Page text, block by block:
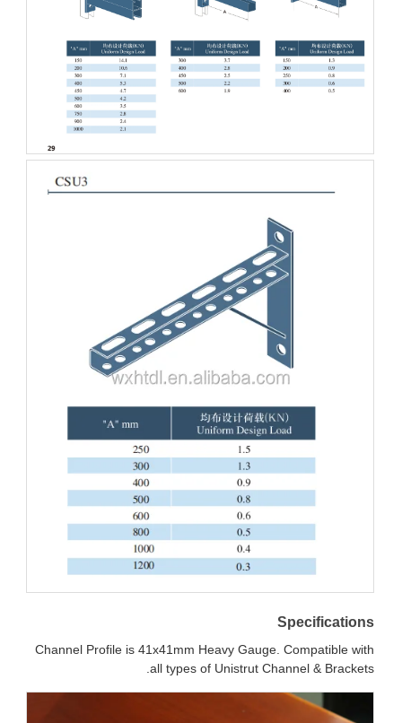
Channel Profile is 41x41mm Heavy Gauge.
all types of Unistrut Channel &